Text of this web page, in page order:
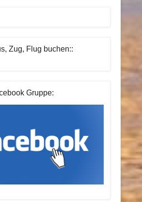
Zug, Flug buchen::
Gruppe: